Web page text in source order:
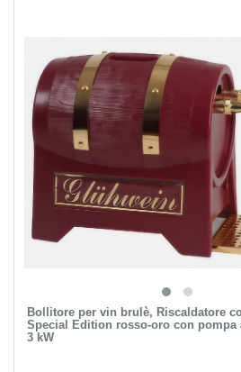
Bollitore per vin brulè, Riscaldatore
Special Edition rosso-oro con pompa
3 kW